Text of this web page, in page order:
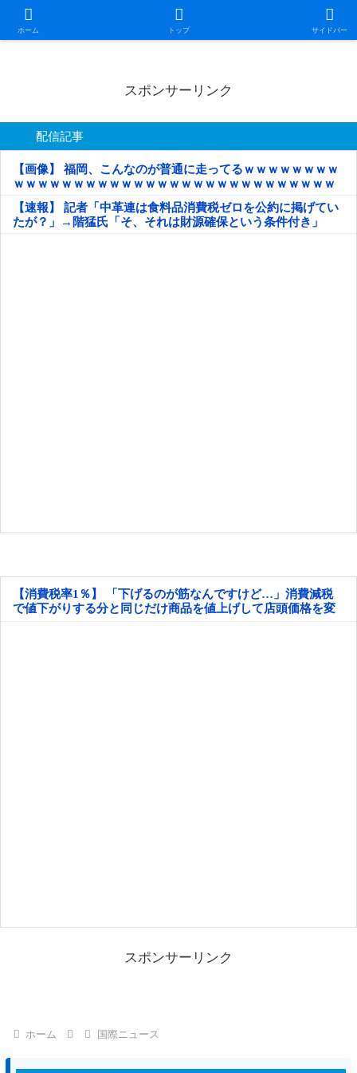
ホーム トップ サイドバー
日本第一！ニュース録
スポンサーリンク
配信記事
【画像】 福岡、こんなのが普通に走ってるｗｗｗｗｗｗｗｗ
ｗｗｗｗｗｗｗｗｗｗｗｗｗｗｗｗｗｗｗｗｗｗｗｗｗｗｗ
ｗｗｗｗｗ
【速報】 記者「中革連は食料品消費税ゼロを公約に掲げてい
たが？」→階猛氏「そ、それは財源確保という条件付き」
【消費税率1％】 「下げるのが筋なんですけど…」消費減税
で値下がりする分と同じだけ商品を値上げして店頭価格を変
えない店も
スポンサーリンク
ホーム 国際ニュース